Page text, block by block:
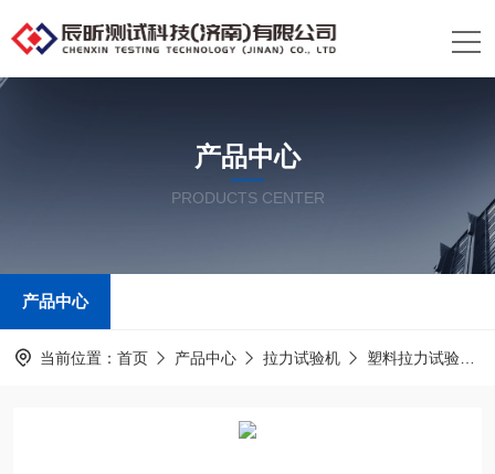
产品中心
PRODUCTS CENTER
产品中心
当前位置： 首页 产品中心 拉力试验机 塑料拉力试验机